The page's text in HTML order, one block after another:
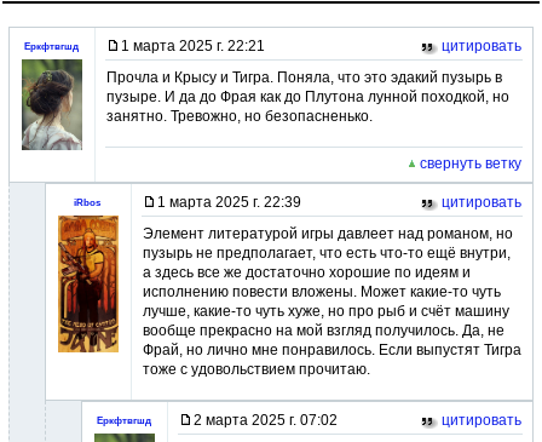
Еркфтвгшд 1 марта 2025 г. 22:21
цитировать
Прочла и Крысу и Тигра. Поняла, что это эдакий пузырь в
пузыре. И да до Фрая как до Плутона лунной походкой, но
занятно. Тревожно, но безопасненько.
свернуть ветку
iRbos 1 марта 2025 г. 22:39
цитировать
Элемент литературой игры давлеет над романом, но
пузырь не предполагает, что есть что-то ещё внутри,
а здесь все же достаточно хорошие по идеям и
исполнению повести вложены. Может какие-то чуть
лучше, какие-то чуть хуже, но про рыб и счёт машину
вообще прекрасно на мой взгляд получилось. Да, не
Фрай, но лично мне понравилось. Если выпустят Тигра
тоже с удовольствием прочитаю.
Еркфтвгшд 2 марта 2025 г. 07:02
цитировать